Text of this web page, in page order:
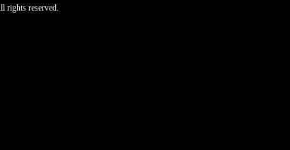
rights reserved.